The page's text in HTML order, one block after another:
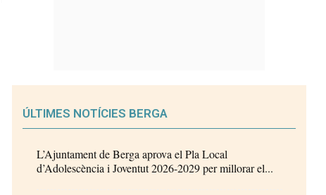
ÚLTIMES NOTÍCIES BERGA
L’Ajuntament de Berga aprova el Pla Local
d’Adolescència i Joventut 2026-2029 per millorar el...